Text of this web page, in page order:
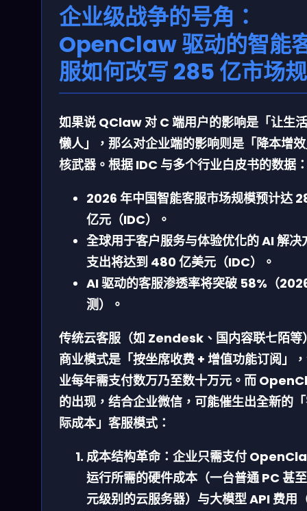
企业级战争的号角：
OpenClaw 驱动的智能
服如何改写 285 亿市场
如果说 QClaw 对 C 端用户的影响是「让生
懒人」，那么对企业端的影响则是「降本增
核武器。根据 IDC 与多个行业白皮书的数据
2026 年中国智能客服市场规模预计达
亿元（IDC）。
全球用于客户服务与体验优化的 AI 解决
支出将达到 480 亿美元（IDC）。
AI 驱动的客服渗透率将突破 58%（
测）。
传统云客服（如 Zendesk、国内容联七陌等
商业模式是「按坐席收费 + 增值功能订阅」
业每年需支付数万乃至数十万元。而
的出现，结合企业微信，可能催生出全新的
际成本」客服模式：
成本结构革命： 企业只需支付
运行所需的硬件成本（一台普通 PC 甚
元级别的云服务器）与大模型 API 费用